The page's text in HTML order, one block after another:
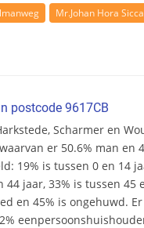
Mr.Johan Hora
postcode 9617CB
Scharmer en
er 50.6% man en
19% is tussen 0 en 14
44 jaar, 33% is tussen 45
en 45% is ongehuwd.